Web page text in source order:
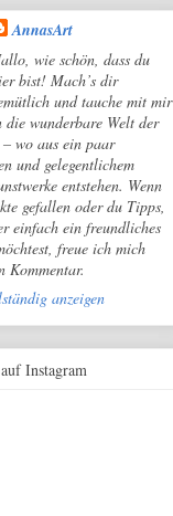
AnnasArt
wie schön, dass du
bist! Mach’s dir
und tauche mit mir
die wunderbare Welt der
wo aus ein paar
und gelegentlichem
entstehen. Wenn
gefallen oder du Tipps,
einfach ein freundliches
freue ich mich
Kommentar.
anzeigen
Instagram